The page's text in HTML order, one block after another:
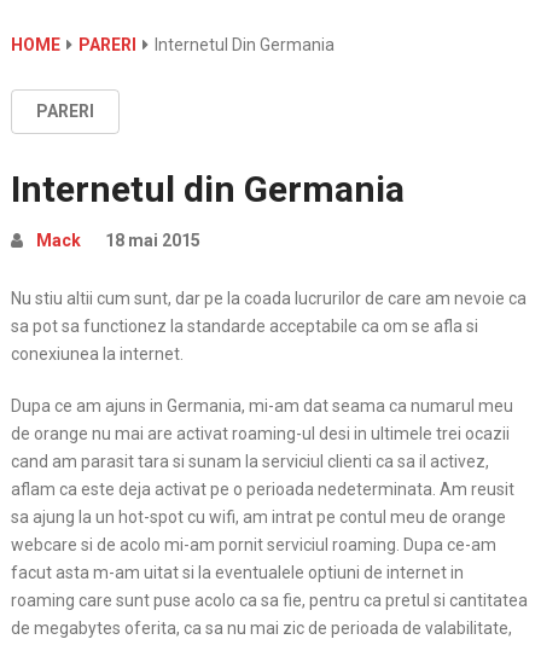
HOME PARERI Internetul Din Germania
PARERI
Internetul din Germania
Mack 18 mai 2015
Nu stiu altii cum sunt, dar pe la coada lucrurilor de care am nevoie ca
sa pot sa functionez la standarde acceptabile ca om se afla si
conexiunea la internet.
Dupa ce am ajuns in Germania, mi-am dat seama ca numarul meu
de orange nu mai are activat roaming-ul desi in ultimele trei ocazii
cand am parasit tara si sunam la serviciul clienti ca sa il activez,
aflam ca este deja activat pe o perioada nedeterminata. Am reusit
sa ajung la un hot-spot cu wifi, am intrat pe contul meu de orange
webcare si de acolo mi-am pornit serviciul roaming. Dupa ce-am
facut asta m-am uitat si la eventualele optiuni de internet in
roaming care sunt puse acolo ca sa fie, pentru ca pretul si cantitatea
de megabytes oferita, ca sa nu mai zic de perioada de valabilitate,